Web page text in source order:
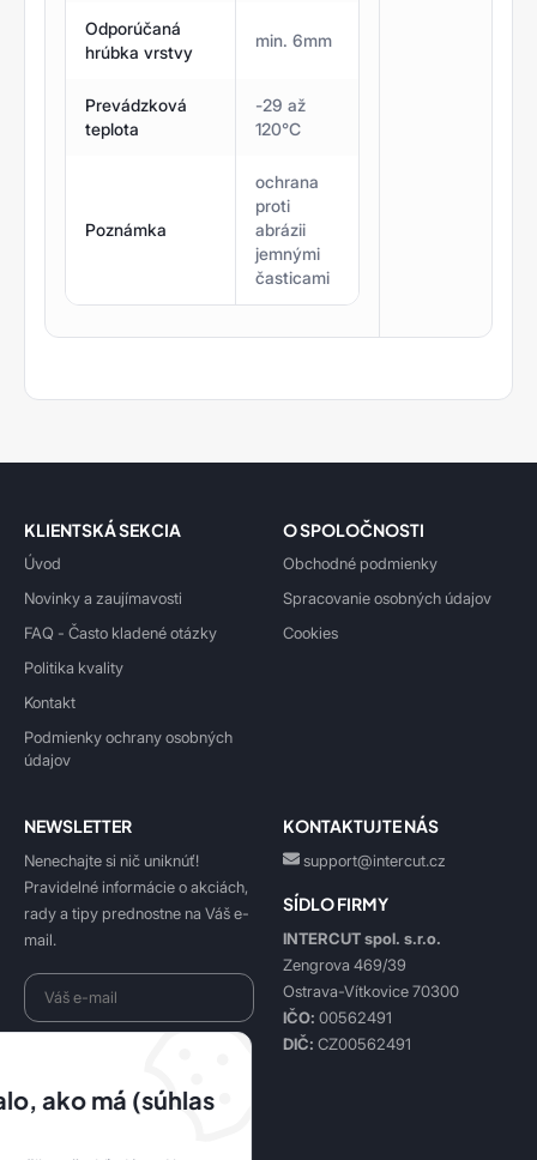
Odporúčaná
hrúbka vrstvy
min. 6mm
Prevádzková
teplota
-29 až
120°C
Poznámka
ochrana
proti
abrázii
jemnými
časticami
KLIENTSKÁ SEKCIA
Úvod
Novinky a zaujímavosti
FAQ - Často kladené otázky
Politika kvality
Kontakt
Podmienky ochrany osobných
údajov
O SPOLOČNOSTI
Obchodné podmienky
Spracovanie osobných údajov
Cookies
NEWSLETTER
Nenechajte si nič uniknúť!
Pravidelné informácie o akciách,
rady a tipy prednostne na Váš e-
mail.
Prihlásiť sa k odberu
KONTAKTUJTE NÁS
support@intercut.cz
SÍDLO FIRMY
INTERCUT spol. s.r.o.
Zengrova 469/39
Ostrava-Vítkovice 70300
IČO: 00562491
DIČ: CZ00562491
ako má (súhlas